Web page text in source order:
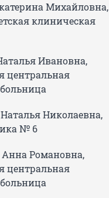
Михайловна,
клиническая
Ивановна,
центральная
Николаевна,
№ 6
Романовна,
центральная